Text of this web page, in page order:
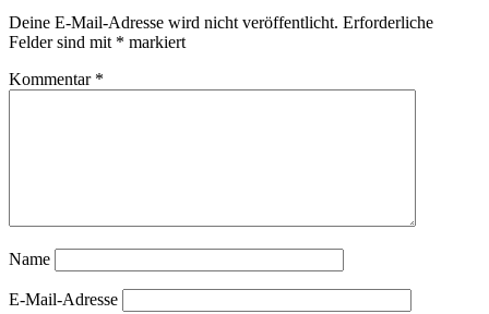
Deine E-Mail-Adresse wird nicht veröffentlicht. Erforderliche
Felder sind mit * markiert
Kommentar *
Name
E-Mail-Adresse